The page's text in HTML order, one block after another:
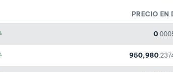
PRECIO EN
0
950,980